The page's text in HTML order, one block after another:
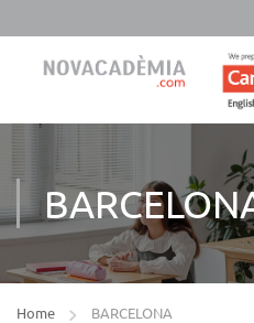
Home BARCELONA